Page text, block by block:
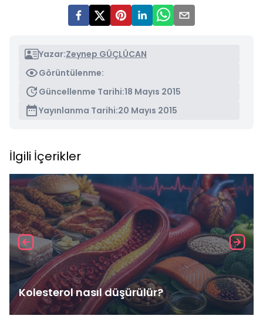
Yazar:Zeynep GÜÇLÜCAN
Görüntülenme:
Güncellenme Tarihi:18 Mayıs 2015
Yayınlanma Tarihi:20 Mayıs 2015
İlgili İçerikler
Kolesterol nasıl düşürülür?